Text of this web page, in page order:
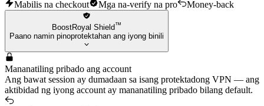
Mabilis na checkout Mga na-verify na pro Money-back
BoostRoyal Shield™
Paano namin pinoprotektahan ang iyong binili
Mananatiling pribado ang account
Ang bawat session ay dumadaan sa isang protektadong VPN — ang
aktibidad ng iyong account ay mananatiling pribado bilang default.